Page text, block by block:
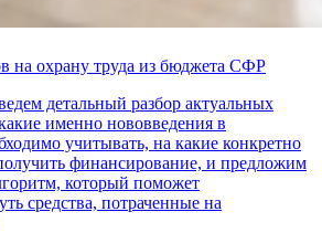
на охрану труда из бюджета СФР
детальный разбор актуальных
именно нововведения в
учитывать, на какие конкретно
финансирование, и предложим
который поможет
средства, потраченные на